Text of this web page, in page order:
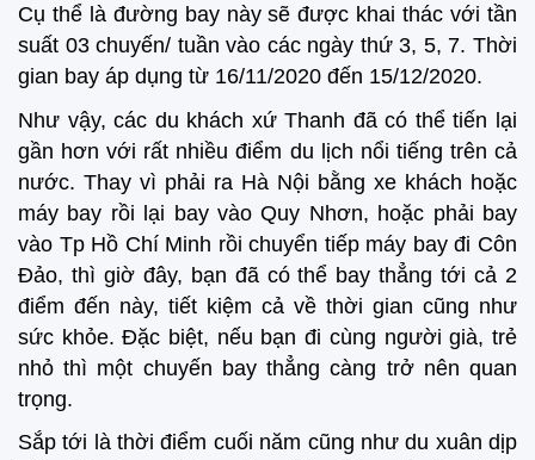
Cụ thể là đường bay này sẽ được khai thác với tần
suất 03 chuyến/ tuần vào các ngày thứ 3, 5, 7. Thời
gian bay áp dụng từ 16/11/2020 đến 15/12/2020.
Như vậy, các du khách xứ Thanh đã có thể tiến lại
gần hơn với rất nhiều điểm du lịch nổi tiếng trên cả
nước. Thay vì phải ra Hà Nội bằng xe khách hoặc
máy bay rồi lại bay vào Quy Nhơn, hoặc phải bay
vào Tp Hồ Chí Minh rồi chuyển tiếp máy bay đi Côn
Đảo, thì giờ đây, bạn đã có thể bay thẳng tới cả 2
điểm đến này, tiết kiệm cả về thời gian cũng như
sức khỏe. Đặc biệt, nếu bạn đi cùng người già, trẻ
nhỏ thì một chuyến bay thẳng càng trở nên quan
trọng.
Sắp tới là thời điểm cuối năm cũng như du xuân dịp